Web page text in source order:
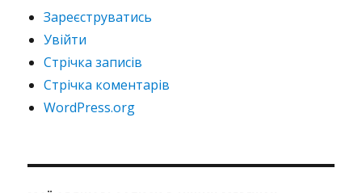
Зареєструватись
Увійти
Стрічка записів
Стрічка коментарів
WordPress.org